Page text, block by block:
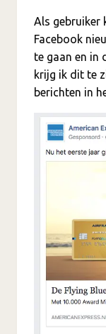
Als gebruiker
Facebook
te gaan en in
krijg ik dit te
berichten in